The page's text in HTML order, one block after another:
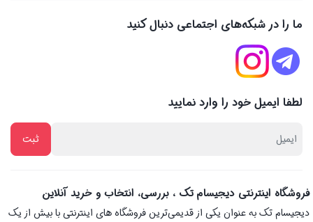
ما را در شبکه‌های اجتماعی دنبال کنید
لطفا ایمیل خود را وارد نمایید
فروشگاه اینترنتی دیجیسام تک ، بررسی، انتخاب و خرید آنلاین
دیجیسام تک به عنوان یکی از قدیمی‌ترین فروشگاه های اینترنتی با بیش از یک